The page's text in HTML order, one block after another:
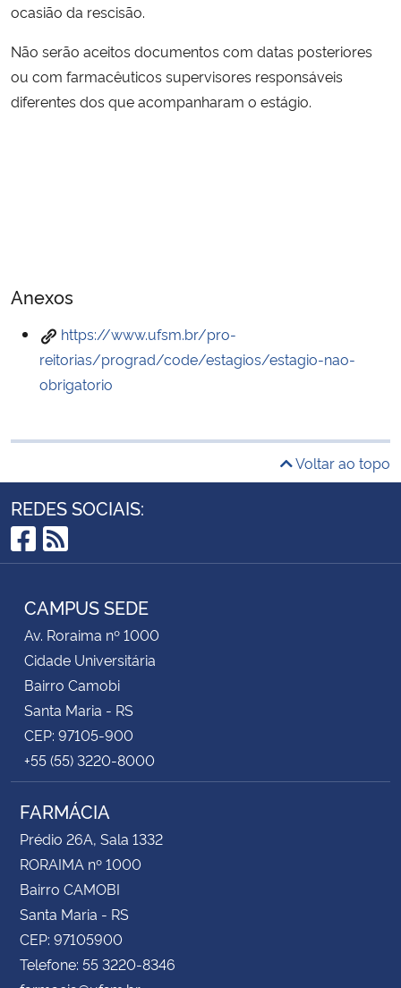
ocasião da rescisão.
Não serão aceitos documentos com datas posteriores
ou com farmacêuticos supervisores responsáveis
diferentes dos que acompanharam o estágio.
Anexos
https://www.ufsm.br/pro-
reitorias/prograd/code/estagios/estagio-nao-
obrigatorio
Voltar ao topo
REDES SOCIAIS:
Facebook
RSS
CAMPUS SEDE
Av. Roraima nº 1000
Cidade Universitária
Bairro Camobi
Santa Maria - RS
CEP: 97105-900
+55 (55) 3220-8000
FARMÁCIA
Prédio 26A, Sala 1332
RORAIMA nº 1000
Bairro CAMOBI
Santa Maria - RS
CEP: 97105900
Telefone: 55 3220-8346